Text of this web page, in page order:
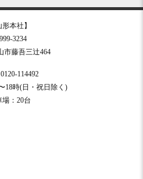
形本社】
3234
市藤吾三辻464
114492
18時(日・祝日除く)
場：20台